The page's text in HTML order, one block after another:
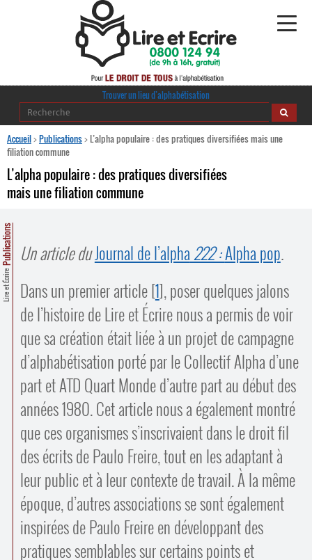
Alphabétisation
Publications
Comprendre et parler
Bienvenue en Belgique
Contacts
Trouver un lieu d’alphabétisation
Trouver un lieu d’alphabétisation
Accueil>Publications>L’alpha populaire : des pratiques diversifiées mais une
filiation commune
L’alpha populaire : des pratiques diversifiées
mais une filiation commune
Lire et Écrire
Publications Un article duJournal de l’alpha222 :Alpha pop.
Dans un premier article[1], poser quelques jalons
de l’histoire de Lire et Écrire nous a permis de voir
que sa création était liée à un projet de campagne
d’alphabétisation porté par le Collectif Alpha d’une
part et ATD Quart Monde d’autre part au début des
années 1980. Cet article nous a également montré
que ces organismes s’inscrivaient dans le droit fil
des écrits de Paulo Freire, tout en les adaptant à
leur public et à leur contexte de travail. À la même
époque, d’autres associations se sont également
inspirées de Paulo Freire en développant des
pratiques semblables sur certains points et